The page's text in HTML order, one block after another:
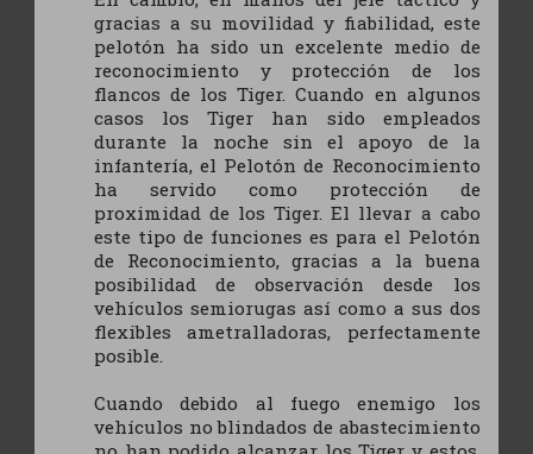
gracias a su movilidad y fiabilidad, este
pelotón ha sido un excelente medio de
reconocimiento y protección de los
flancos de los Tiger. Cuando en algunos
casos los Tiger han sido empleados
durante la noche sin el apoyo de la
infantería, el Pelotón de Reconocimiento
ha servido como protección de
proximidad de los Tiger. El llevar a cabo
este tipo de funciones es para el Pelotón
de Reconocimiento, gracias a la buena
posibilidad de observación desde los
vehículos semiorugas así como a sus dos
flexibles ametralladoras, perfectamente
posible.
Cuando debido al fuego enemigo los
vehículos no blindados de abastecimiento